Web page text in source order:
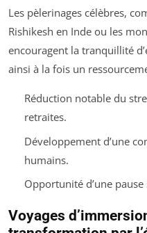
Les pèlerinages célèbres,
Rishikesh en Inde ou les
encouragent la tranquillité
ainsi à la fois un
Réduction notable du
retraites.
Développement d’une
humains.
Opportunité d’une
Voyages